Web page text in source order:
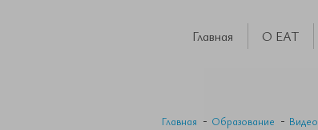
Главная О ЕАТ
Главная Образование Видео